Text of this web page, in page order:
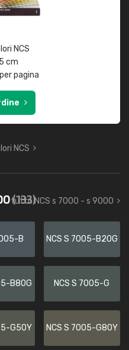
NCS
cm
pagina
NCS
(133)
tutto NCS s 7000 - s 9000
B NCS S 7005-B20G
B80G NCS S 7005-G
G50Y NCS S 7005-G80Y